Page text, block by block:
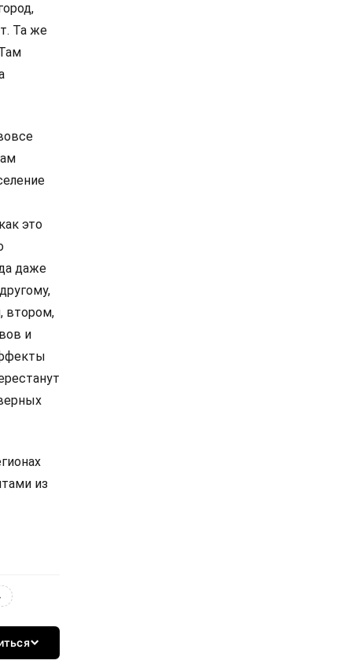
Та же
это
даже
втором,
и
из